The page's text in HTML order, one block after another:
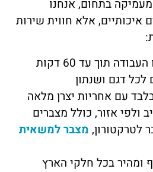
מעמיקה בתחום, אנחנו
אלא חווית שירות
תוך עד 60 דקות
לכל דגם ושנתון
עם אחריות יצרן מלאה
ולפי אזור, כולל מצברים
לטרקטורון, מצבר למשאית
ומהיר בכל חלקי הארץ